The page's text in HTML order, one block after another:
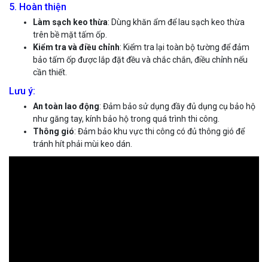
5. Hoàn thiện
Làm sạch keo thừa: Dùng khăn ẩm để lau sạch keo thừa
trên bề mặt tấm ốp.
Kiểm tra và điều chỉnh: Kiểm tra lại toàn bộ tường để đảm
bảo tấm ốp được lắp đặt đều và chắc chắn, điều chỉnh nếu
cần thiết.
Lưu ý:
An toàn lao động: Đảm bảo sử dụng đầy đủ dụng cụ bảo hộ
như găng tay, kính bảo hộ trong quá trình thi công.
Thông gió: Đảm bảo khu vực thi công có đủ thông gió để
tránh hít phải mùi keo dán.